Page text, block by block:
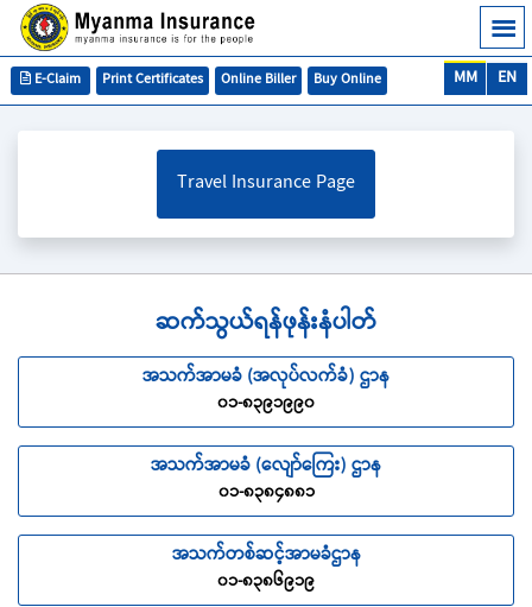
EN
MM
Buy Online
Online Biller
Print Certificates
E-Claim
Travel Insurance Page
ဆက်သွယ်ရန်ဖုန်းနံပါတ်
အသက်အာမခံ (အလုပ်လက်ခံ) ဌာန
၀၁-၈၃၉၁၉၉၀
အသက်အာမခံ (လျော်ကြေး) ဌာန
၀၁-၈၃၈၄၈၈၁
အသက်တစ်ဆင့်အာမခံဌာန
၀၁-၈၃၈၆၉၁၉